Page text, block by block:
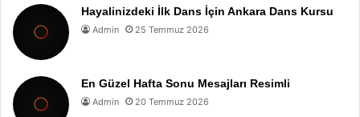
Hayalinizdeki İlk Dans İçin Ankara Dans Kursu
Admin 25 Temmuz 2026
En Güzel Hafta Sonu Mesajları Resimli
Admin 20 Temmuz 2026